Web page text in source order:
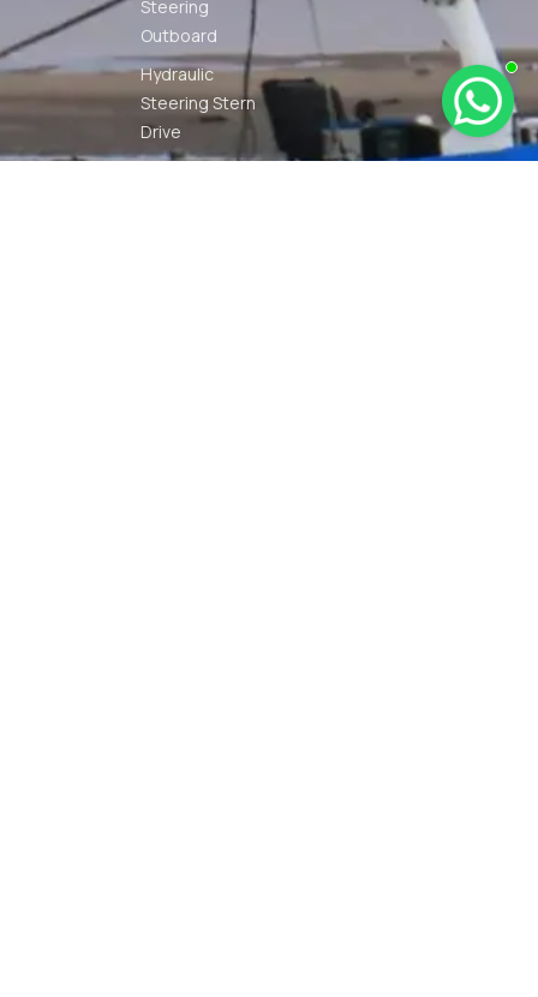
Steering
Outboard
Hydraulic
Steering Stern
Drive